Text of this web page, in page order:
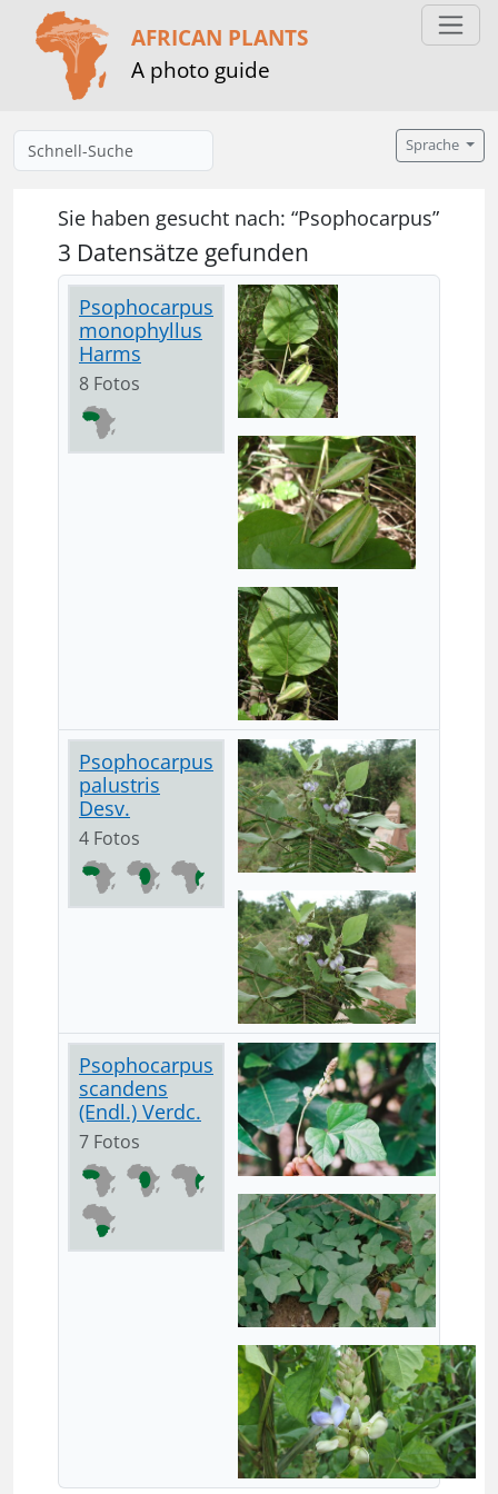
AFRICAN PLANTS
A photo guide
Sprache
Sie haben gesucht nach: “Psophocarpus”
3 Datensätze gefunden
Psophocarpus
monophyllus
Harms
8 Fotos
Psophocarpus
palustris
Desv.
4 Fotos
Psophocarpus
scandens
(Endl.) Verdc.
7 Fotos